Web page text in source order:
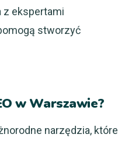
z ekspertami
stworzyć
w Warszawie?
narzędzia, które